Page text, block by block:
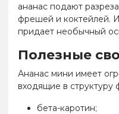
ананас подают
фрешей и коктейлей.
придает необычный
Полезные
Ананас мини имеет
входящие в структуру
бета-каротин;